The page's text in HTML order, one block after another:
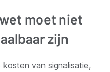
moet niet
zijn
van signalisatie,